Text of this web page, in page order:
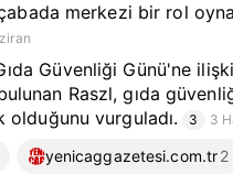
merkezi bir rol
Güvenliği Günü'ne
Raszl, gıda
olduğunu vurguladı.
3 3
yenicaggazetesi.com.tr2